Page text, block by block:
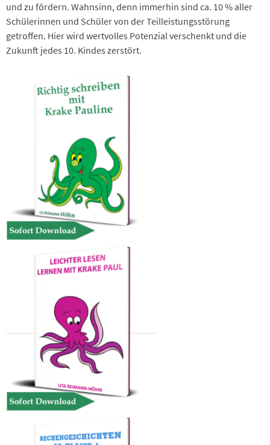
und zu fördern. Wahnsinn, denn immerhin sind ca. 10 % aller
Schülerinnen und Schüler von der Teilleistungsstörung
getroffen. Hier wird wertvolles Potenzial verschenkt und die
Zukunft jedes 10. Kindes zerstört.